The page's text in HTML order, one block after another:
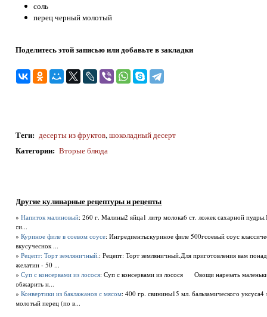
соль
перец черный молотый
Поделитесь этой записью или добавьте в закладки
Теги: десерты из фруктов,шоколадный десерт
Категории: Вторые блюда
Другие кулинарные рецептуры и рецепты
»Напиток малиновый: 260 г. Малины2 яйца1 литр молока6 ст. ложек сахарной
си...
»Куриное филе в соевом соусе: Ингредиенты:куриное филе 500гсоевый соус
вкусучеснок ...
»Рецепт: Торт земляничный. : Рецепт: Торт земляничный.Для приготовления вам
желатин - 50 ...
»Суп с консервами из лосося: Суп с консервами из лосося Овощи нарезать
обжарить н...
»Конвертики из баклажанов с мясом: 400 гр. свинины15 мл. бальзамического
молотый перец (по в...